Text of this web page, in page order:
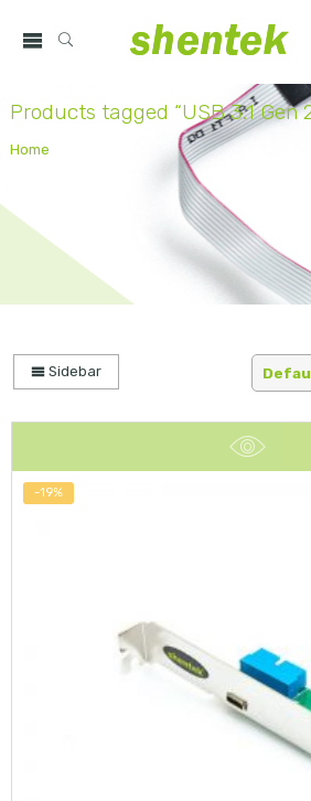
Products tagged “USB 3.1 Gen
Home
Sidebar
-19%